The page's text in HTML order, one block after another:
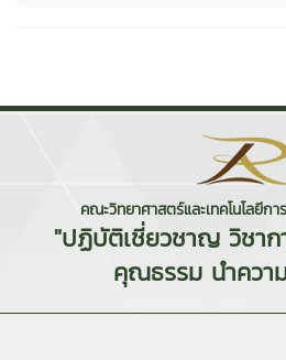
คณะวิทยาศาสตร์และเทคโนโลยีก
"ปฏิบัติเชี่ยวชาญ วิชาก
คุณธรรม นำควา